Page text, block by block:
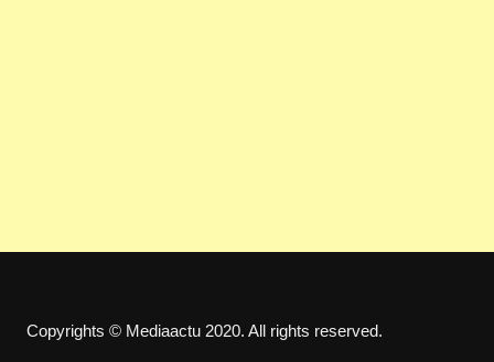
Copyrights © Mediaactu 2020. All rights reserved.